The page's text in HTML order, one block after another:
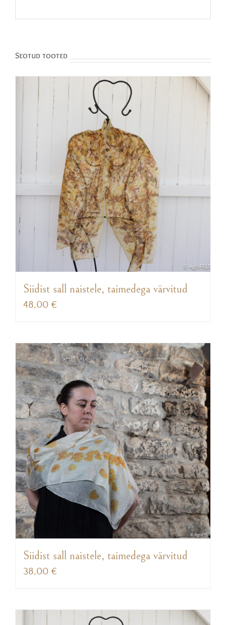
Seotud tooted
Siidist sall naistele, taimedega värvitud
48,00 €
Siidist sall naistele, taimedega värvitud
38,00 €